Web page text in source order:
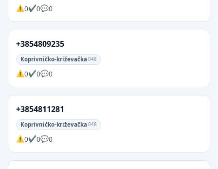
0 0 0
+3854809235
Koprivničko-križevačka 048
0 0 0
+3854811281
Koprivničko-križevačka 048
0 0 0